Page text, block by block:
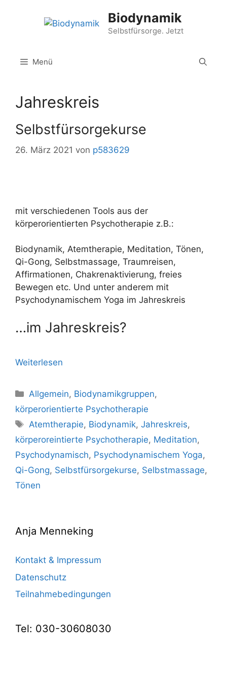
Biodynamik
Selbstfürsorge. Jetzt
Menü
Jahreskreis
Selbstfürsorgekurse
26. März 2021 von p583629
mit verschiedenen Tools aus der
körperorientierten Psychotherapie z.B.:
Biodynamik, Atemtherapie, Meditation, Tönen,
Qi-Gong, Selbstmassage, Traumreisen,
Affirmationen, Chakrenaktivierung, freies
Bewegen etc. Und unter anderem mit
Psychodynamischem Yoga im Jahreskreis
…im Jahreskreis?
Weiterlesen
Kategorien
Allgemein, Biodynamikgruppen,
körperorientierte Psychotherapie
Schlagwörter
Atemtherapie, Biodynamik,Jahreskreis,
körperoreintierte Psychotherapie, Meditation,
Psychodynamisch, Psychodynamischem Yoga,
Qi-Gong, Selbstfürsorgekurse, Selbstmassage,
Tönen
Anja Menneking
Kontakt & Impressum
Datenschutz
Teilnahmebedingungen
Tel: 030-30608030